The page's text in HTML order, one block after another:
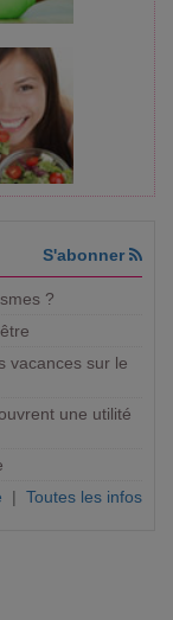
S'abonner
?
vacances sur le
une utilité
| Toutes les infos